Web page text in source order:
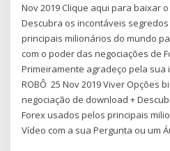
Nov 2019 Clique aqui para baixar
Descubra os incontáveis
principais milionários do mundo
com o poder das negociações de
Primeiramente agradeço pela sua
ROBÔ 25 Nov 2019 Viver Opções
negociação de download +
Forex usados pelos principais
Vídeo com a sua Pergunta ou um